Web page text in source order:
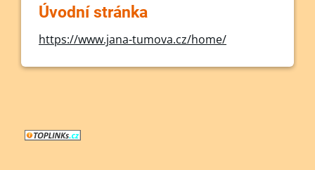
Úvodní stránka
https://www.jana-tumova.cz/home/